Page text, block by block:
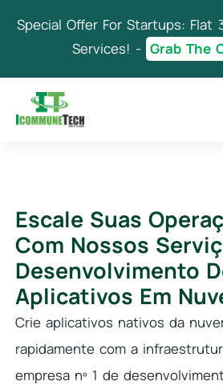
Special Offer For Startups: Flat
Services! - Grab The
Escale Suas
Com Nossos
Desenvolvimento
Aplicativos Em
Crie aplicativos nativos da
rapidamente com a
empresa nº 1 de